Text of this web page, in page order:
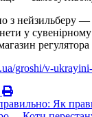
з нейзильберу —
у
groshi/v-
Як